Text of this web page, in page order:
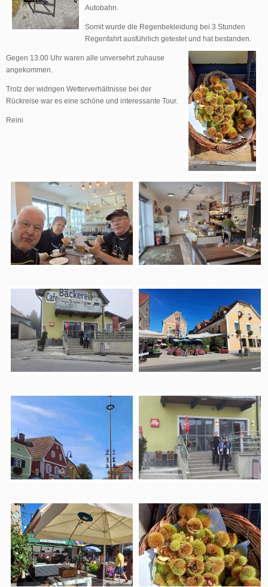
Autobahn.
Somit wurde die Regenbekleidung bei 3 Stunden
Regenfahrt ausführlich getestet und hat bestanden.
Gegen 13.00 Uhr waren alle unversehrt zuhause
angekommen.
Trotz der widrigen Wetterverhältnisse bei der
Rückreise war es eine schöne und interessante Tour.
Reini